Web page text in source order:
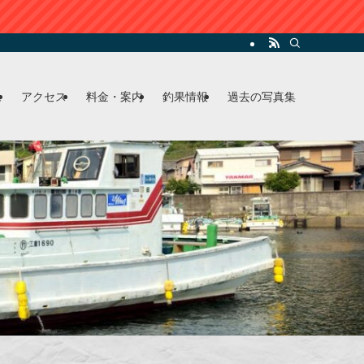
アクセス 料金・案内 釣果情報 過去の写真集